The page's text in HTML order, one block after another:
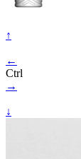
↑
←
Ctrl
→
↓